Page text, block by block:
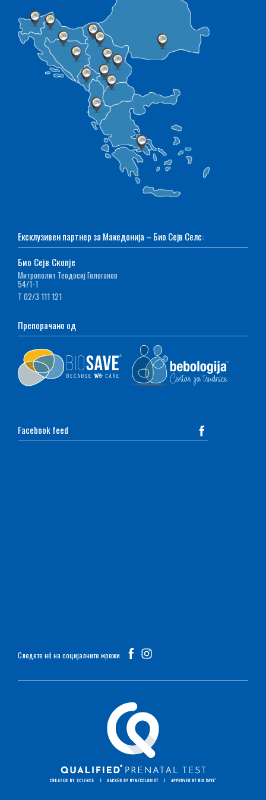
Ексклузивен партнер за Македонија – Био Сејв Селс:
Био Сејв Скопје
Митрополит Теодосиј Гологанов
54/1-1
Т 02/3 111 121
Препорачано од
Facebook feed
Следете нé на социјалните мрежи